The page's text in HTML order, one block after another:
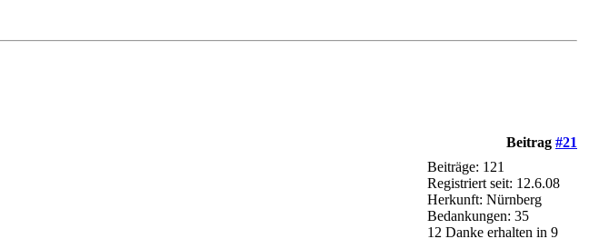
Beitrag #21
Beiträge: 121
Registriert seit: 12.6.08
Herkunft: Nürnberg
Bedankungen: 35
12 Danke erhalten in 9